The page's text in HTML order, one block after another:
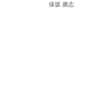
保坂 廣志